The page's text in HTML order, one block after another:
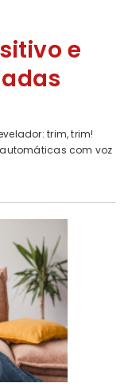
e
trim, trim!
com voz